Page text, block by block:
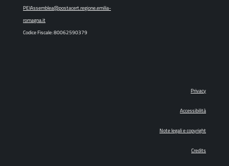
PEIAssemblea@postacert.regione.emilia-
romagna.it
Codice Fiscale: 80062590379
Privacy
Accessibilità
Note legali e copyright
Credits